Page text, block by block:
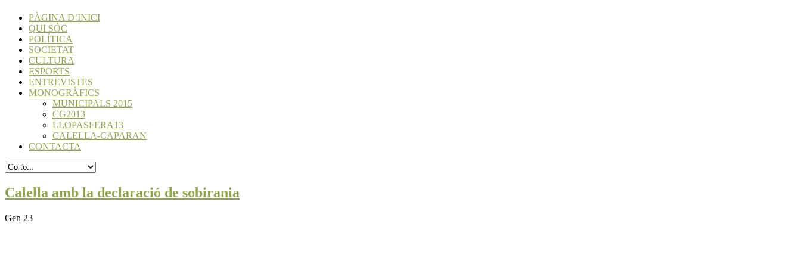
PÀGINA D’INICI
QUI SÓC
POLÍTICA
SOCIETAT
CULTURA
ESPORTS
ENTREVISTES
MONOGRÀFICS
MUNICIPALS 2015
CG2013
LLOPASFERA13
CALELLA-CAPARAN
CONTACTA
Calella amb la declaració de sobirania
Gen 23